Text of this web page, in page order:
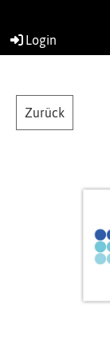
Login
Zurück